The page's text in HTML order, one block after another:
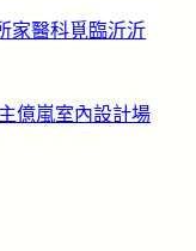
家醫科覓臨沂沂
億嵐室內設計場